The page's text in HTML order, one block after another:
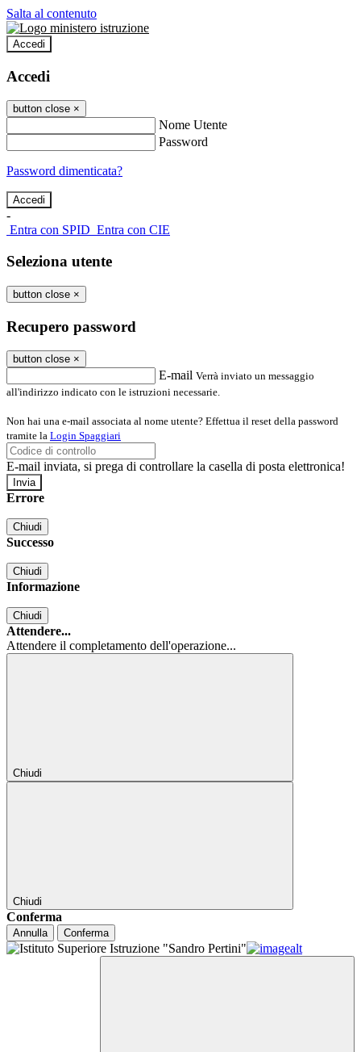
Salta al contenuto
Accedi
Accedi
button close ×
Nome Utente
Password
Password dimenticata?
-
Entra con SPID Entra con CIE
Seleziona utente
button close ×
Recupero password
button close ×
E-mail Verrà inviato un messaggio
all'indirizzo indicato con le istruzioni necessarie.
Non hai una e-mail associata al nome utente? Effettua il reset della password
tramite la Login Spaggiari
E-mail inviata, si prega di controllare la casella di posta elettronica!
Errore
Chiudi
Successo
Chiudi
Informazione
Chiudi
Attendere...
Attendere il completamento dell'operazione...
Chiudi
Chiudi
Conferma
Annulla Conferma